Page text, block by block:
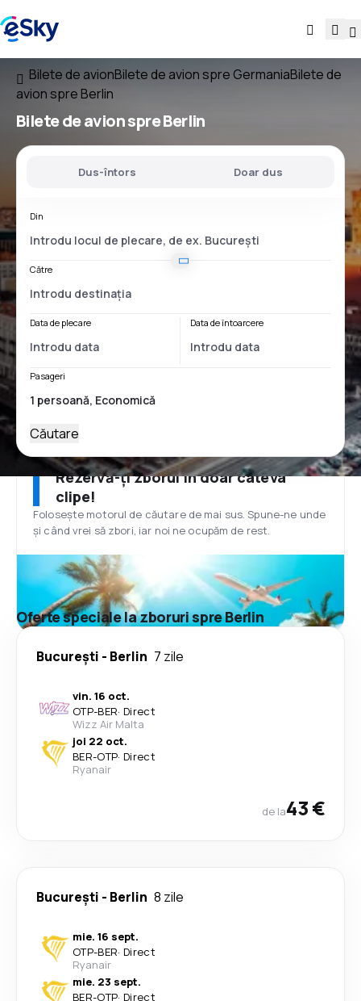
Bilete de avionBilete de avion spre GermaniaBilete de
avion spre Berlin
Bilete de avion spre Berlin
Dus-întors Doar dus
Din
Către
Data de plecare Data de întoarcere
Pasageri
Căutare
Rezervă-ți zborul în doar câteva
clipe!
Folosește motorul de căutare de mai sus. Spune-ne unde
și când vrei să zbori, iar noi ne ocupăm de rest.
Oferte speciale la zboruri spre Berlin
București - Berlin 7 zile
vin. 16 oct.
OTP-BER· Direct
Wizz Air Malta
joi 22 oct.
BER-OTP· Direct
Ryanair
de la43 €
București - Berlin 8 zile
mie. 16 sept.
OTP-BER· Direct
Ryanair
mie. 23 sept.
BER-OTP· Direct